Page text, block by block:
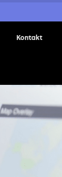
Kontakt